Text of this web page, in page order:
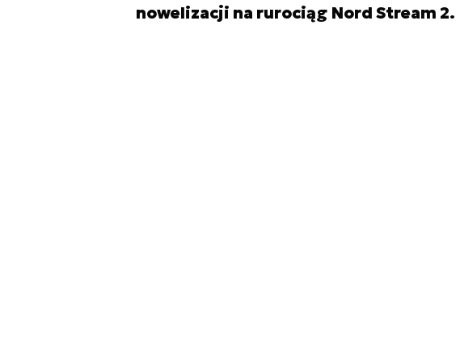
nowelizacji na rurociąg Nord Stream 2.